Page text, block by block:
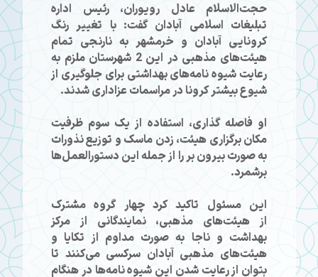
حجت‌الاسلام عادل رویوران، رئیس اداره
تبلیغات اسلامی آبادان گفت: با تغییر رنگ
کرونایی آبادان و خرمشهر به نارنجی تمام
هیئت‌های مذهبی در این 2 شهرستان ملزم به
رعایت شیوه نامه‌های بهداشتی برای جلوگیری از
شیوع بیشتر کرونا در مراسمات عزاداری شدند.
او فاصله گذاری، استفاده از یک سوم ظرفیت
مکان برگزاری هیئت، زدن ماسک و توزیع نذورات
به صورت بیرون بر را از جمله این دستورالعمل‌ها
برشمرد.
این مسئول تاکید کرد چهار گروه مشترک
از هیئت‌های مذهبی، نمایندگانی از مرکز
بهداشت و ناجا به صورت مداوم از تکایا و
هیئت‌های مذهبی آبادان سرکسی می‌کنند تا
بتوان از رعایت شدن این شیوه نامه‌ها در هنگام